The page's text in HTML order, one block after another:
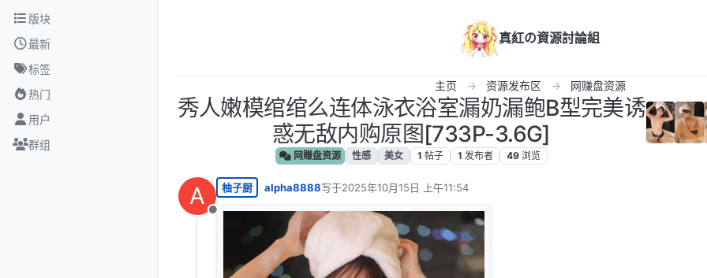
跳转至内容
版块
最新
标签
热门
用户
群组
真紅の資源討論組
主页 资源发布区 网赚盘资源
秀人嫩模绾绾么连体泳衣浴室漏奶漏鲍B型完美诱
惑无敌内购原图[733P-3.6G]
网赚盘资源 性感 美女 1 帖子 1 发布者 49 浏览
A
离线
柚子厨 alpha8888写于2025年10月15日 上午11:54
最后由 编辑